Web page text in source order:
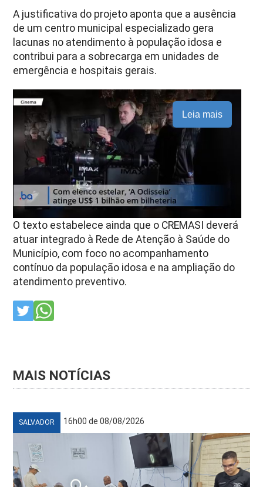
A justificativa do projeto aponta que a ausência
de um centro municipal especializado gera
lacunas no atendimento à população idosa e
contribui para a sobrecarga em unidades de
emergência e hospitais gerais.
Leia mais
O texto estabelece ainda que o CREMASI deverá
atuar integrado à Rede de Atenção à Saúde do
Município, com foco no acompanhamento
contínuo da população idosa e na ampliação do
atendimento preventivo.
MAIS NOTÍCIAS
SALVADOR 16h00 de 08/08/2026